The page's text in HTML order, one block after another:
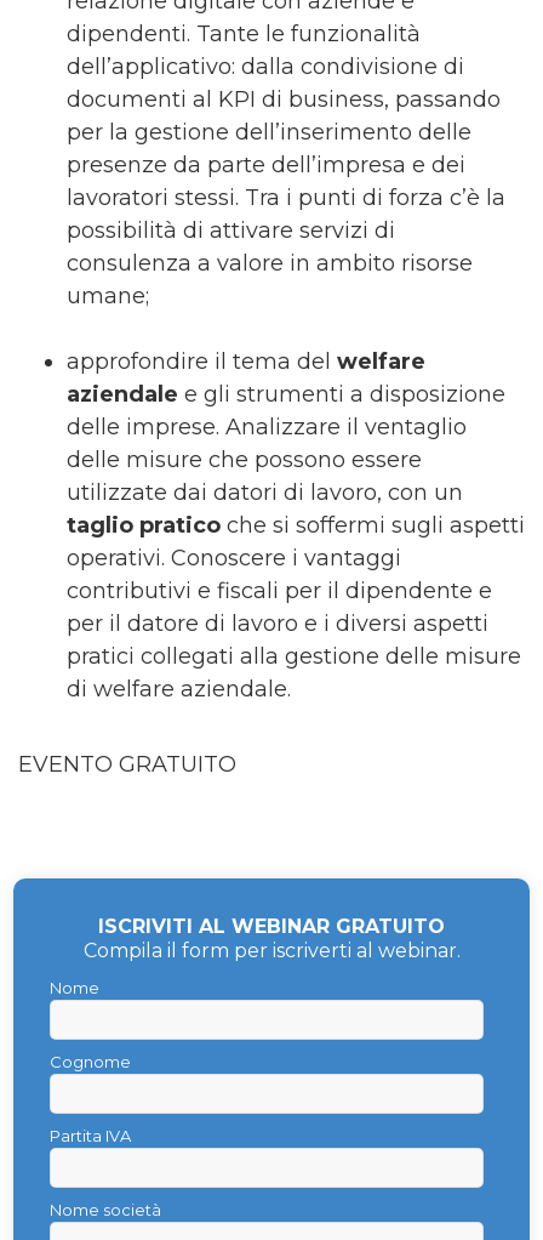
dipendenti. Tante le funzionalità
dell’applicativo: dalla condivisione di
documenti al KPI di business, passando
per la gestione dell’inserimento delle
presenze da parte dell’impresa e dei
lavoratori stessi. Tra i punti di forza c’è la
possibilità di attivare servizi di
consulenza a valore in ambito risorse
umane;
approfondire il tema del welfare
aziendale e gli strumenti a disposizione
delle imprese. Analizzare il ventaglio
delle misure che possono essere
utilizzate dai datori di lavoro, con un
taglio pratico che si soffermi sugli aspetti
operativi. Conoscere i vantaggi
contributivi e fiscali per il dipendente e
per il datore di lavoro e i diversi aspetti
pratici collegati alla gestione delle misure
di welfare aziendale.
EVENTO GRATUITO
ISCRIVITI AL WEBINAR GRATUITO
Compila il form per iscriverti al webinar.
Nome
Cognome
Partita IVA
Nome società